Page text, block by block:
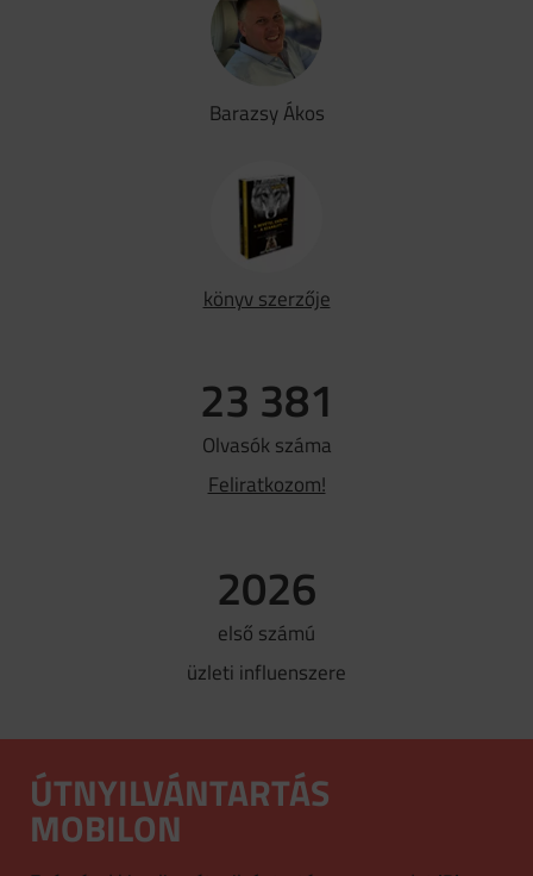
Barazsy Ákos
könyv szerzője
23 381
Olvasók száma
Feliratkozom!
2026
első számú
üzleti influenszere
ÚTNYILVÁNTARTÁS
MOBILON